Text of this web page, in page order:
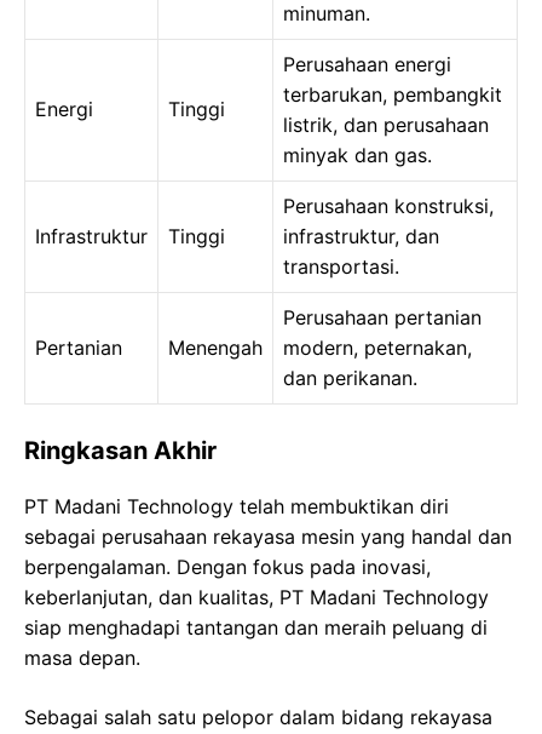
minuman.
Energi Tinggi
Perusahaan energi
terbarukan, pembangkit
listrik, dan perusahaan
minyak dan gas.
Infrastruktur Tinggi
Perusahaan konstruksi,
infrastruktur, dan
transportasi.
Pertanian Menengah
Perusahaan pertanian
modern, peternakan,
dan perikanan.
Ringkasan Akhir
PT Madani Technology telah membuktikan diri
sebagai perusahaan rekayasa mesin yang handal dan
berpengalaman. Dengan fokus pada inovasi,
keberlanjutan, dan kualitas, PT Madani Technology
siap menghadapi tantangan dan meraih peluang di
masa depan.
Sebagai salah satu pelopor dalam bidang rekayasa